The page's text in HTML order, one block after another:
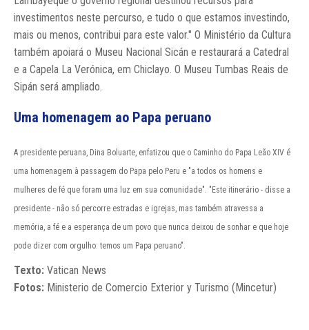
investimentos neste percurso, e tudo o que estamos investindo,
mais ou menos, contribui para este valor." O Ministério da Cultura
também apoiará o Museu Nacional Sicán e restaurará a Catedral
e a Capela La Verónica, em Chiclayo. O Museu Tumbas Reais de
Sipán será ampliado.
Uma homenagem ao Papa peruano
A presidente peruana, Dina Boluarte, enfatizou que o Caminho do Papa Leão XIV é
uma homenagem à passagem do Papa pelo Peru e "a todos os homens e
mulheres de fé que foram uma luz em sua comunidade". "Este itinerário - disse a
presidente - não só percorre estradas e igrejas, mas também atravessa a
memória, a fé e a esperança de um povo que nunca deixou de sonhar e que hoje
pode dizer com orgulho: temos um Papa peruano".
Texto: Vatican News
Fotos: Ministerio de Comercio Exterior y Turismo (Mincetur)